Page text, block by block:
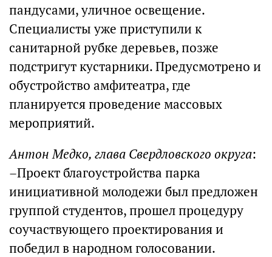
пандусами, уличное освещение.
Специалисты уже приступили к
санитарной рубке деревьев, позже
подстригут кустарники. Предусмотрено и
обустройство амфитеатра, где
планируется проведение массовых
мероприятий.
Антон Медко, глава Свердловского округа:
–Проект благоустройства парка
инициативной молодежи был предложен
группой студентов, прошел процедуру
соучаствующего проектирования и
победил в народном голосовании.